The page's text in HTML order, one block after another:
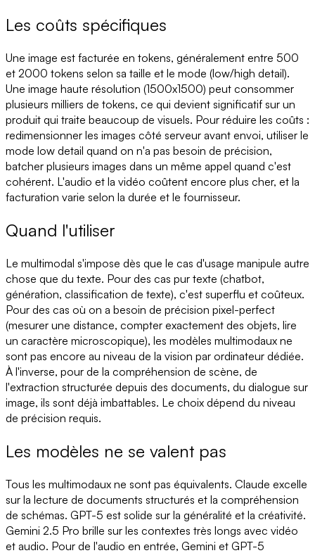
Les coûts spécifiques
Une image est facturée en tokens, généralement entre 500
et 2000 tokens selon sa taille et le mode (low/high detail).
Une image haute résolution (1500x1500) peut consommer
plusieurs milliers de tokens, ce qui devient significatif sur un
produit qui traite beaucoup de visuels. Pour réduire les coûts :
redimensionner les images côté serveur avant envoi, utiliser le
mode low detail quand on n'a pas besoin de précision,
batcher plusieurs images dans un même appel quand c'est
cohérent. L'audio et la vidéo coûtent encore plus cher, et la
facturation varie selon la durée et le fournisseur.
Quand l'utiliser
Le multimodal s'impose dès que le cas d'usage manipule autre
chose que du texte. Pour des cas pur texte (chatbot,
génération, classification de texte), c'est superflu et coûteux.
Pour des cas où on a besoin de précision pixel-perfect
(mesurer une distance, compter exactement des objets, lire
un caractère microscopique), les modèles multimodaux ne
sont pas encore au niveau de la vision par ordinateur dédiée.
À l'inverse, pour de la compréhension de scène, de
l'extraction structurée depuis des documents, du dialogue sur
image, ils sont déjà imbattables. Le choix dépend du niveau
de précision requis.
Les modèles ne se valent pas
Tous les multimodaux ne sont pas équivalents. Claude excelle
sur la lecture de documents structurés et la compréhension
de schémas. GPT-5 est solide sur la généralité et la créativité.
Gemini 2.5 Pro brille sur les contextes très longs avec vidéo
et audio. Pour de l'audio en entrée, Gemini et GPT-5